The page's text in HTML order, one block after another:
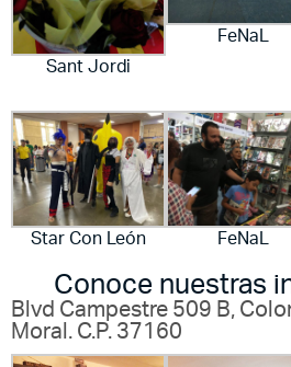
Sant Jordi
FeNaL
Star Con León FeNaL
Conoce nuestras
Blvd Campestre 509 B,
Moral. C.P. 37160